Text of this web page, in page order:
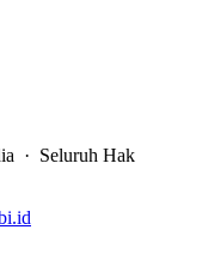
· Seluruh Hak